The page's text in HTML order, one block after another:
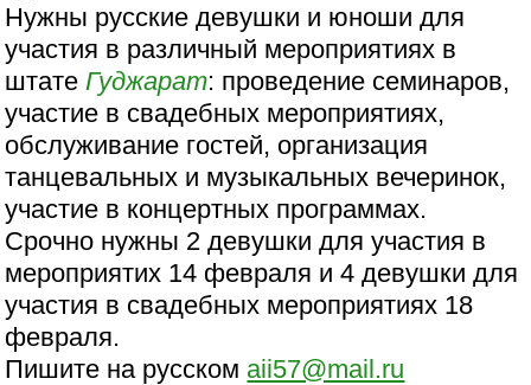
Нужны русские девушки и юноши для
участия в различный мероприятиях в
штате Гуджарат: проведение семинаров,
участие в свадебных мероприятиях,
обслуживание гостей, организация
танцевальных и музыкальных вечеринок,
участие в концертных программах.
Срочно нужны 2 девушки для участия в
мероприятих 14 февраля и 4 девушки для
участия в свадебных мероприятиях 18
февраля.
Пишите на русском aii57@mail.ru